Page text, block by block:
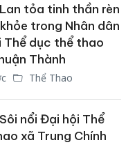
tỏa tinh thần rèn
trong Nhân dân
Thể dục thể thao
Thành
Thể Thao
nổi Đại hội Thể
xã Trung Chính